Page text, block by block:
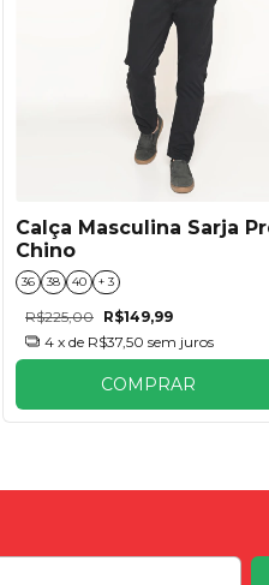
Calça Masculina Sarja
Chino
36 38 40 + 3
R$225,00 R$149,99
4 x de R$37,50 sem juros
COMPRAR